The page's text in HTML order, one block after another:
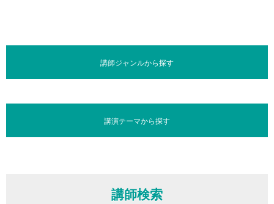
講師ジャンルから探す
講演テーマから探す
講師検索